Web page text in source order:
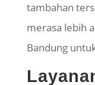
tambahan
merasa lebih
Bandung